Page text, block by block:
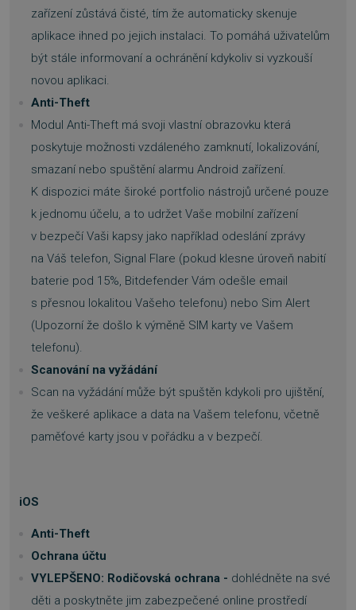
zařízení zůstává čisté, tím že automaticky skenuje
aplikace ihned po jejich instalaci. To pomáhá uživatelům
být stále informovaní a ochránění kdykoliv si vyzkouší
novou aplikaci.
Anti-Theft
Modul Anti-Theft má svoji vlastní obrazovku která
poskytuje možnosti vzdáleného zamknutí, lokalizování,
smazaní nebo spuštění alarmu Android zařízení.
K dispozici máte široké portfolio nástrojů určené pouze
k jednomu účelu, a to udržet Vaše mobilní zařízení
v bezpečí Vaši kapsy jako například odeslání zprávy
na Váš telefon, Signal Flare (pokud klesne úroveň nabití
baterie pod 15%, Bitdefender Vám odešle email
s přesnou lokalitou Vašeho telefonu) nebo Sim Alert
(Upozorní že došlo k výměně SIM karty ve Vašem
telefonu).
Scanování na vyžádání
Scan na vyžádání může být spuštěn kdykoli pro ujištění,
že veškeré aplikace a data na Vašem telefonu, včetně
paměťové karty jsou v pořádku a v bezpečí.
iOS
Anti-Theft
Ochrana účtu
VYLEPŠENO: Rodičovská ochrana - dohlédněte na své
děti a poskytněte jim zabezpečené online prostředí
VÝKONOVÉ SOUBORY
NEZAŘAZENÉ SOUBORY
Nezbytně nutné soubory
Výkonové soubory
Soubory cílení
Funkční soubory
Nezařazené soubory
základní funkce webových stránek, jako je
stránky nelze bez nezbytně nutných souborů
cookie správně používat.
Název
_GRECAPTCHA
Google LLC
www.google.com
5 měsíců
3 týdny